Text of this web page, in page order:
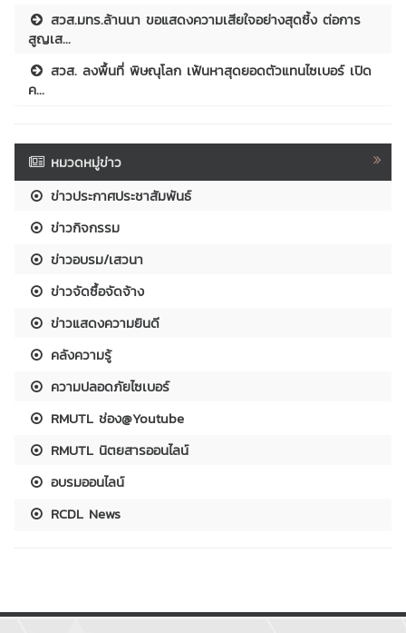
สวส.มทร.ล้านนา ขอแสดงความเสียใจอย่างสุดซึ้ง ต่อการ
สูญเส...
สวส. ลงพื้นที่ พิษณุโลก เฟ้นหาสุดยอดตัวแทนไซเบอร์ เปิด
ค...
หมวดหมู่ข่าว
ข่าวประกาศประชาสัมพันธ์
ข่าวกิจกรรม
ข่าวอบรม/เสวนา
ข่าวจัดซื้อจัดจ้าง
ข่าวแสดงความยินดี
คลังความรู้
ความปลอดภัยไซเบอร์
RMUTL ช่อง@Youtube
RMUTL นิตยสารออนไลน์
อบรมออนไลน์
RCDL News